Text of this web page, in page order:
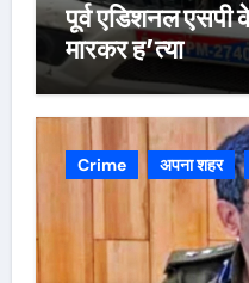
पूर्व एडिशनल एसपी
मारकर ह’त्या
Crime अपना शहर